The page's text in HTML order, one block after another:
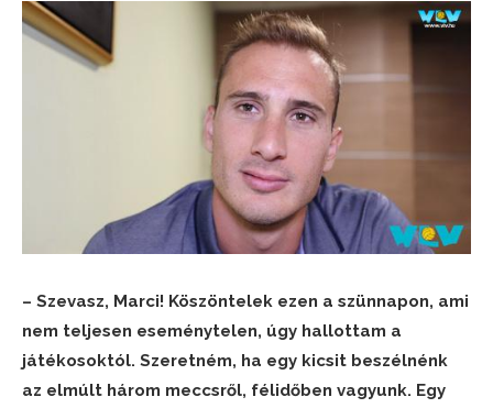
– Szevasz, Marci! Köszöntelek ezen a szünnapon, ami
nem teljesen eseménytelen, úgy hallottam a
játékosoktól. Szeretném, ha egy kicsit beszélnénk
az elmúlt három meccsről, félidőben vagyunk. Egy